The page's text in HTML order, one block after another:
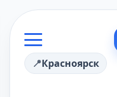
Красноярск